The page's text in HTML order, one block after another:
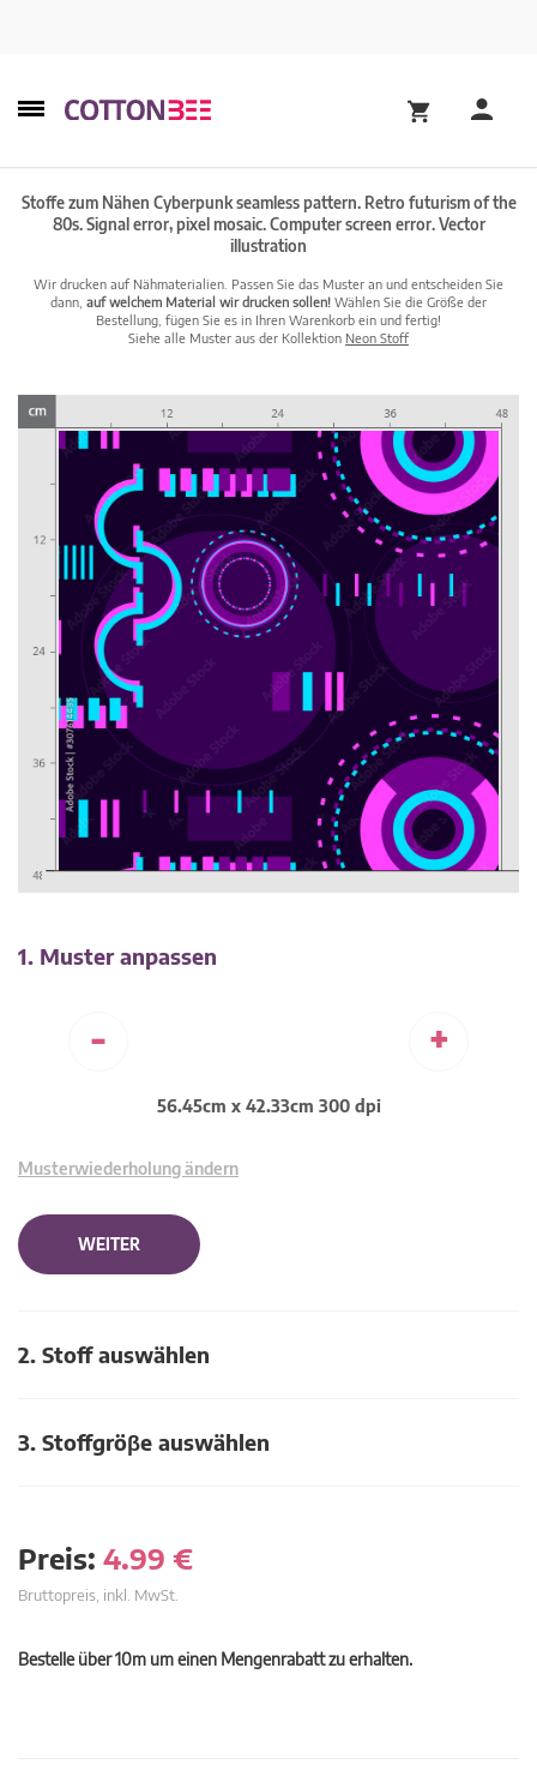
Stoffe zum Nähen Cyberpunk seamless pattern. Retro futurism of the
80s. Signal error, pixel mosaic. Computer screen error. Vector
illustration
Wir drucken auf Nähmaterialien. Passen Sie das Muster an und entscheiden Sie
dann, auf welchem Material wir drucken sollen! Wählen Sie die Größe der
Bestellung, fügen Sie es in Ihren Warenkorb ein und fertig!
Siehe alle Muster aus der Kollektion Neon Stoff
1. Muster anpassen
- +
56.45cm x 42.33cm 300 dpi
Musterwiederholung ändern
WEITER
2. Stoff auswählen
3. Stoffgröβe auswählen
Preis: 4.99 €
Bruttopreis, inkl. MwSt.
Bestelle über 10m um einen Mengenrabatt zu erhalten.